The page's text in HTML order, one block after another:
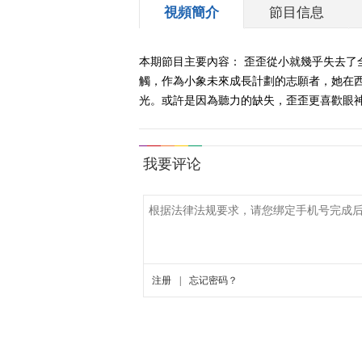
視頻簡介 節目信息
本期節目主要內容： 歪歪從小就幾乎失去
觸，作為小象未來成長計劃的志願者，她在
光。或許是因為聽力的缺失，歪歪更喜歡眼